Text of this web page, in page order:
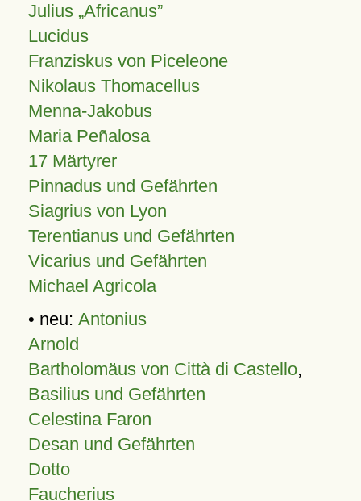
Julius Africanus
Lucidus
Franziskus von Piceleone
Nikolaus Thomacellus
Menna-Jakobus
Maria Peñalosa
17 Märtyrer
Pinnadus und Gefährten
Siagrius von Lyon
Terentianus und Gefährten
Vicarius und Gefährten
Michael Agricola
• neu: Antonius
Arnold
Bartholomäus von Città di Castello,
Basilius und Gefährten
Celestina Faron
Desan und Gefährten
Dotto
Faucherius